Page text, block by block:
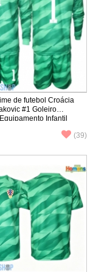
de futebol Croácia
#1 Goleiro
Infantil
Comprida (+
(39)